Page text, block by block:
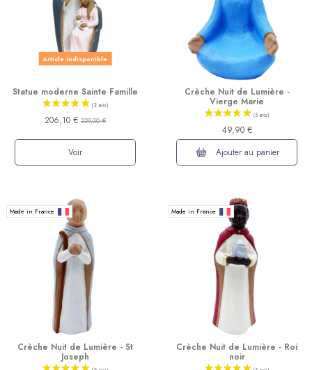
Article indisponible
Statue moderne Sainte Famille
206,10 € 229,00 €
Voir
Crèche Nuit de Lumière -
Vierge Marie
49,90 €
Ajouter au panier
Made in France
Crèche Nuit de Lumière - St
Joseph
Made in France
Crèche Nuit de Lumière - Roi
noir